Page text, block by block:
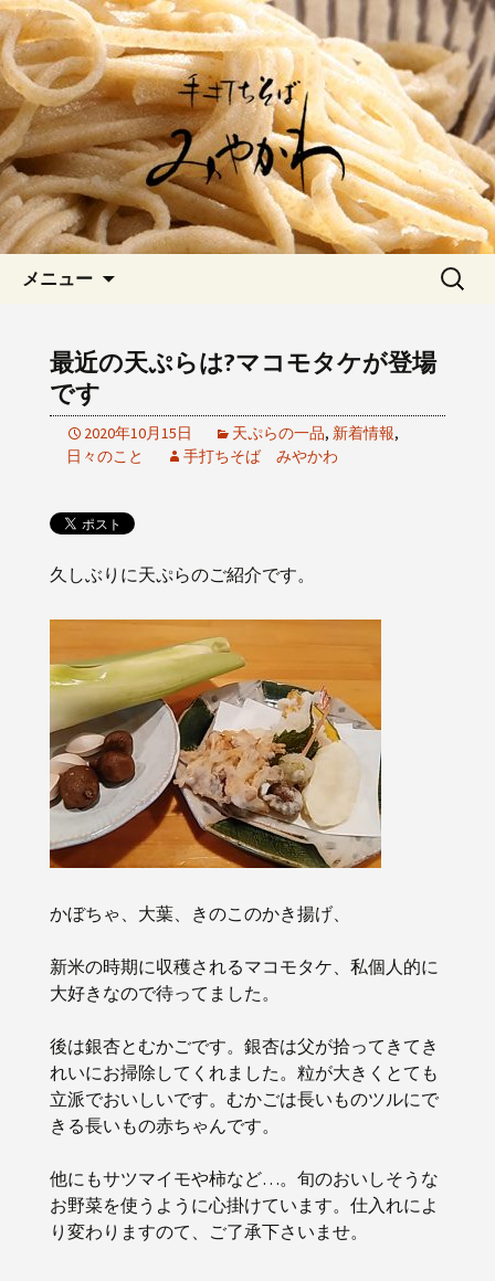
岡崎の「手打ちそば みやか
わ」のブログです
愛知県岡崎市でひっそりと佇む「手打
ちそばみやかわ」では自家製粉にこだ
わった一日十食限定の十割そばをお楽
しみいただけます。新しいそばや季節
の食材を使用した天婦羅メニューなど
新着情報はこちら
メニュー
検
最近の天ぷらは?マコモタケが登場
です
2020年10月15日 天ぷらの一品, 新着情報,
日々のこと
手打ちそば みやかわ
久しぶりに天ぷらのご紹介です。
かぼちゃ、大葉、きのこのかき揚げ、
新米の時期に収穫されるマコモタケ、私個人的に
大好きなので待ってました。
後は銀杏とむかごです。銀杏は父が拾ってきてき
れいにお掃除してくれました。粒が大きくとても
立派でおいしいです。むかごは長いものツルにで
きる長いもの赤ちゃんです。
他にもサツマイモや柿など…。旬のおいしそうな
お野菜を使うように心掛けています。仕入れによ
り変わりますのて、ご了承下さいませ。